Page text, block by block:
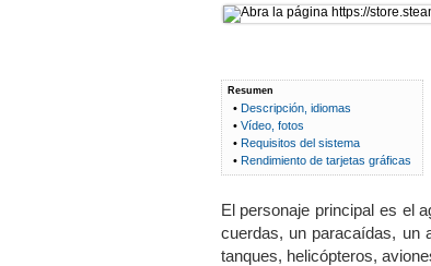
Resumen
• Descripción, idiomas
• Vídeo, fotos
• Requisitos del sistema
• Rendimiento de tarjetas gráficas
El personaje principal es el
cuerdas, un paracaídas, un
tanques, helicópteros,